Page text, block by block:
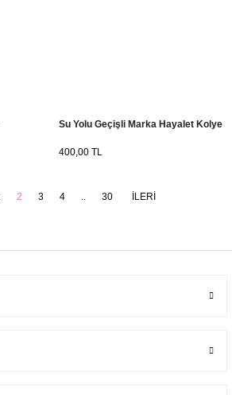
Su Yolu Geçişli Marka Hayalet Kolye
400,00 TL
2 3 4 30